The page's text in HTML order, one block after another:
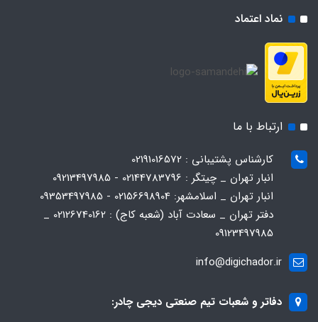
نماد اعتماد
ارتباط با ما
کارشناس پشتیبانی : 02191016572
انبار تهران _ چیتگر : 02144783796 - 09213497985
انبار تهران _ اسلامشهر: 02156698904 - 09353497985
دفتر تهران _ سعادت آباد (شعبه کاج) : 02126740162 _
09123497985
info@digichador.ir
دفاتر و شعبات تیم صنعتی دیجی چادر: